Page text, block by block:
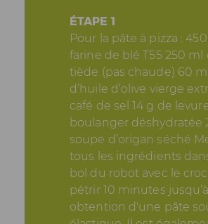
ÉTAPE 1
Pour la pâte à pizza :
farine de blé T55 250 ml
tiède (pas chaude) 60 ml
d’huile d’olive vierge
café de sel 14 g de
boulanger déshydratée
soupe d’origan séché
tous les ingrédients
bol du robot avec le
pétrir 10 minutes jusqu’à
obtention d'une pâte